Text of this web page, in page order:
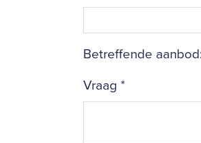
Betreffende
Vraag *